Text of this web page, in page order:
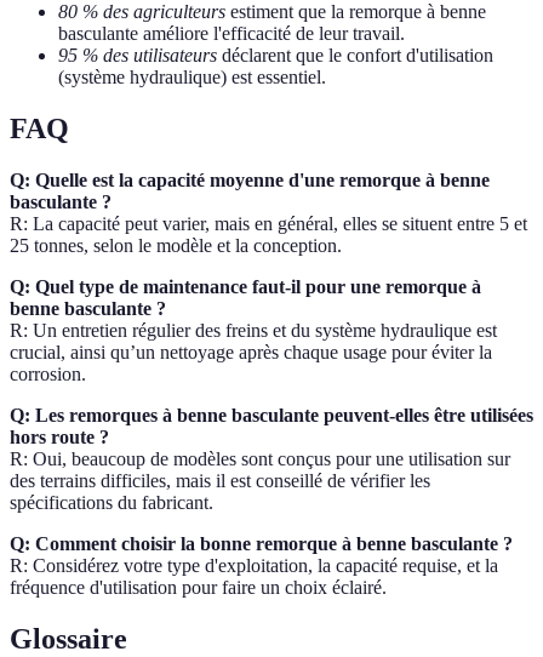
80 % des agriculteurs estiment que la remorque à benne
basculante améliore l'efficacité de leur travail.
95 % des utilisateurs déclarent que le confort d'utilisation
(système hydraulique) est essentiel.
FAQ
Q: Quelle est la capacité moyenne d'une remorque à benne
basculante ?
R: La capacité peut varier, mais en général, elles se situent entre 5 et
25 tonnes, selon le modèle et la conception.
Q: Quel type de maintenance faut-il pour une remorque à
benne basculante ?
R: Un entretien régulier des freins et du système hydraulique est
crucial, ainsi qu’un nettoyage après chaque usage pour éviter la
corrosion.
Q: Les remorques à benne basculante peuvent-elles être utilisées
hors route ?
R: Oui, beaucoup de modèles sont conçus pour une utilisation sur
des terrains difficiles, mais il est conseillé de vérifier les
spécifications du fabricant.
Q: Comment choisir la bonne remorque à benne basculante ?
R: Considérez votre type d'exploitation, la capacité requise, et la
fréquence d'utilisation pour faire un choix éclairé.
Glossaire